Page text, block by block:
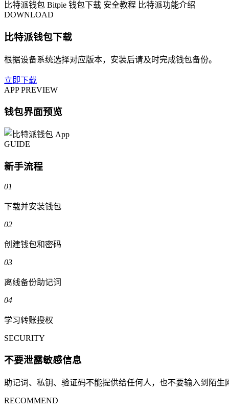
比特派钱包 Bitpie 钱包下载 安全教程 比特派功能介绍
DOWNLOAD
比特派钱包下载
根据设备系统选择对应版本，安装后请及时完成钱包备份。
立即下载
APP PREVIEW
钱包界面预览
GUIDE
新手流程
01
下载并安装钱包
02
创建钱包和密码
03
离线备份助记词
04
学习转账授权
SECURITY
不要泄露敏感信息
助记词、私钥、验证码不能提供给任何人，也不要输入到陌生
RECOMMEND